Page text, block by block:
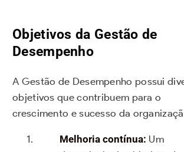
Objetivos da Gestão de
Desempenho
A Gestão de Desempenho possui
objetivos que contribuem para o
crescimento e sucesso da
Melhoria contínua: Um